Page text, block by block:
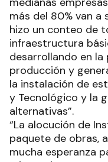
más del 80% van a
hizo un conteo de
infraestructura
desarrollando en
producción y
la instalación de
y Tecnológico y la
alternativas”.
“La alocución de
paquete de obras,
mucha esperanza